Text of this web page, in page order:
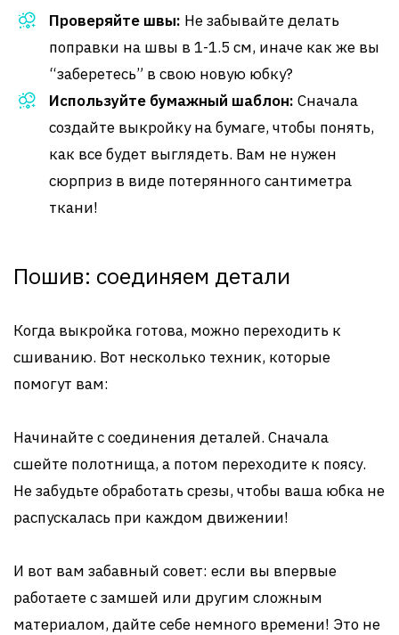
Проверяйте швы: Не забывайте делать
поправки на швы в 1-1.5 см, иначе как же вы
“заберетесь” в свою новую юбку?
Используйте бумажный шаблон: Сначала
создайте выкройку на бумаге, чтобы понять,
как все будет выглядеть. Вам не нужен
сюрприз в виде потерянного сантиметра
ткани!
Пошив: соединяем детали
Когда выкройка готова, можно переходить к
сшиванию. Вот несколько техник, которые
помогут вам:
Начинайте с соединения деталей. Сначала
сшейте полотнища, а потом переходите к поясу.
Не забудьте обработать срезы, чтобы ваша юбка не
распускалась при каждом движении!
И вот вам забавный совет: если вы впервые
работаете с замшей или другим сложным
материалом, дайте себе немного времени! Это не